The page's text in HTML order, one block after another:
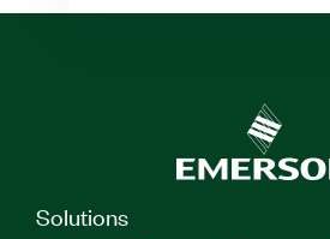
Solutions